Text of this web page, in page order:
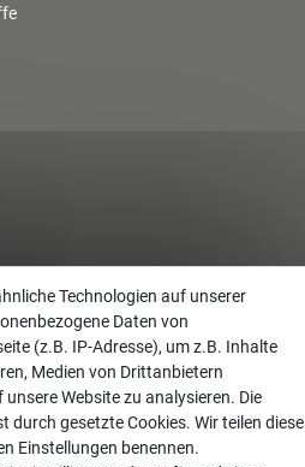
- 15:00
Preise aus dem Mobilfunknetz ggf.
Technologien auf unserer
Daten von
(z.B. IP-Adresse), um z.B. Inhalte
Medien von Drittanbietern
Website zu analysieren. Die
durch gesetzte Cookies. Wir teilen diese
Einstellungen benennen.